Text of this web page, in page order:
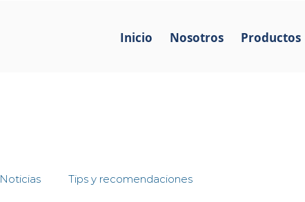
Inicio Nosotros Productos
Noticias Tips y recomendaciones